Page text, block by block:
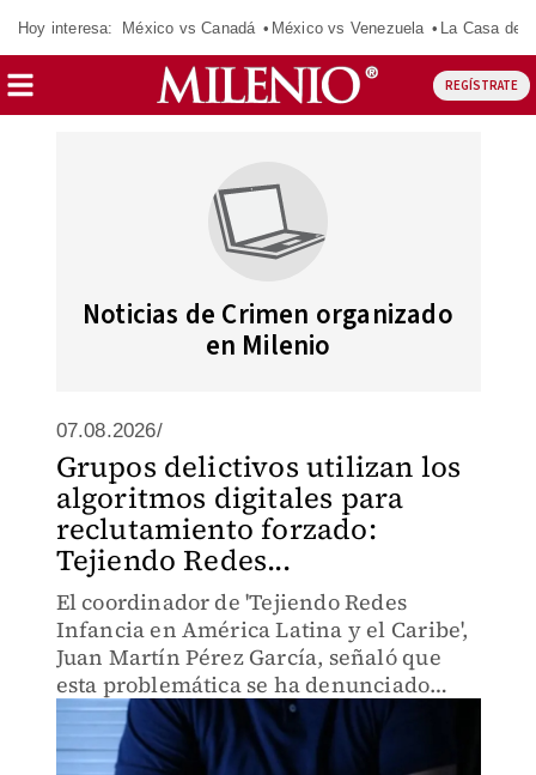
Hoy interesa: México vs Canadá México vs Venezuela La Casa de
REGÍSTRATE
Noticias de Crimen organizado
en Milenio
07.08.2026/
Grupos delictivos utilizan los
algoritmos digitales para
reclutamiento forzado:
Tejiendo Redes...
El coordinador de 'Tejiendo Redes
Infancia en América Latina y el Caribe',
Juan Martín Pérez García, señaló que
esta problemática se ha denunciado
desde hace 15 años.